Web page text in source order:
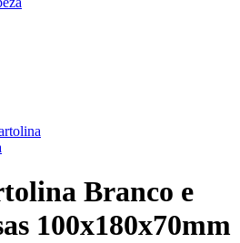
Branco e
100x180x70mm